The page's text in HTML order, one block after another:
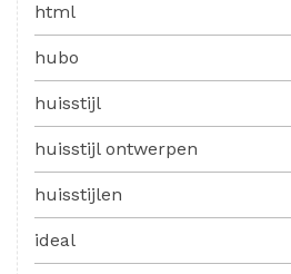
html
hubo
huisstijl
huisstijl ontwerpen
huisstijlen
ideal